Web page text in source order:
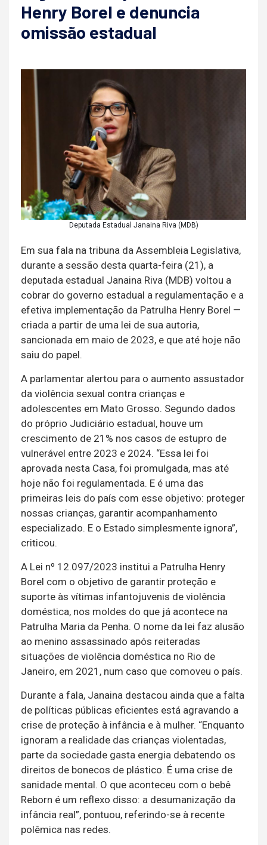
Henry Borel e denuncia
omissão estadual
Deputada Estadual Janaina Riva (MDB)
Em sua fala na tribuna da Assembleia Legislativa,
durante a sessão desta quarta-feira (21), a
deputada estadual Janaina Riva (MDB) voltou a
cobrar do governo estadual a regulamentação e a
efetiva implementação da Patrulha Henry Borel —
criada a partir de uma lei de sua autoria,
sancionada em maio de 2023, e que até hoje não
saiu do papel.
A parlamentar alertou para o aumento assustador
da violência sexual contra crianças e
adolescentes em Mato Grosso. Segundo dados
do próprio Judiciário estadual, houve um
crescimento de 21% nos casos de estupro de
vulnerável entre 2023 e 2024. “Essa lei foi
aprovada nesta Casa, foi promulgada, mas até
hoje não foi regulamentada. E é uma das
primeiras leis do país com esse objetivo: proteger
nossas crianças, garantir acompanhamento
especializado. E o Estado simplesmente ignora”,
criticou.
A Lei nº 12.097/2023 institui a Patrulha Henry
Borel com o objetivo de garantir proteção e
suporte às vítimas infantojuvenis de violência
doméstica, nos moldes do que já acontece na
Patrulha Maria da Penha. O nome da lei faz alusão
ao menino assassinado após reiteradas
situações de violência doméstica no Rio de
Janeiro, em 2021, num caso que comoveu o país.
Durante a fala, Janaina destacou ainda que a falta
de políticas públicas eficientes está agravando a
crise de proteção à infância e à mulher. “Enquanto
ignoram a realidade das crianças violentadas,
parte da sociedade gasta energia debatendo os
direitos de bonecos de plástico. É uma crise de
sanidade mental. O que aconteceu com o bebê
Reborn é um reflexo disso: a desumanização da
infância real”, pontuou, referindo-se à recente
polêmica nas redes.